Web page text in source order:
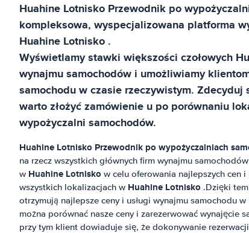
Huahine Lotnisko Przewodnik po
kompleksowa, wyspecjalizowana platforma
Huahine Lotnisko .
Wyświetlamy stawki większości czołowych
wynajmu samochodów i umożliwiamy
samochodu w czasie rzeczywistym. Zdecyduj
warto złożyć zamówienie u po porównaniu
wypożyczalni samochodów.
Huahine Lotnisko Przewodnik po wypożyczalniach
na rzecz wszystkich głównych firm wynajmu
w Huahine Lotnisko w celu oferowania najlepszych cen
wszystkich lokalizacjach w Huahine Lotnisko .Dzięki
otrzymują najlepsze ceny i usługi wynajmu samochodu w
można porównać nasze ceny i zarezerwować wynajęcie
przy tym klient dowiaduje się, że dokonywanie